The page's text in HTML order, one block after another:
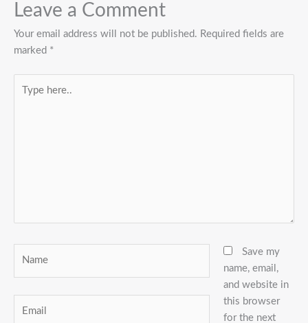
Leave a Comment
Your email address will not be published. Required fields are
marked *
here..
Save my
name, email,
and website in
this browser
for the next